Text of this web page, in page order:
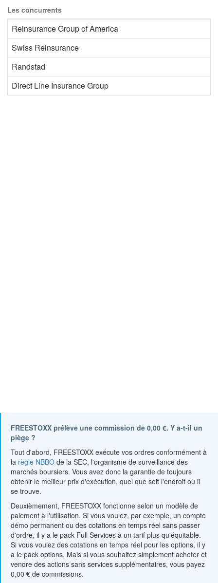
Les concurrents
Reinsurance Group of America
Swiss Reinsurance
Randstad
Direct Line Insurance Group
FREESTOXX prélève une commission de 0,00 €. Y a-t-il un
piège ?
Tout d'abord, FREESTOXX exécute vos ordres conformément à
la règle NBBO de la SEC, l'organisme de surveillance des
marchés boursiers. Vous avez donc la garantie de toujours
obtenir le meilleur prix d'exécution, quel que soit l'endroit où il
se trouve.
Deuxièmement, FREESTOXX fonctionne selon un modèle de
paiement à l'utilisation. Si vous voulez, par exemple, un compte
démo permanent ou des cotations en temps réel sans passer
d'ordre, il y a le pack Full Services à un tarif plus qu'équitable.
Si vous voulez des cotations en temps réel pour les options, il y
a le pack options. Mais si vous souhaitez simplement acheter et
vendre des actions sans services supplémentaires, vous payez
0,00 € de commissions.